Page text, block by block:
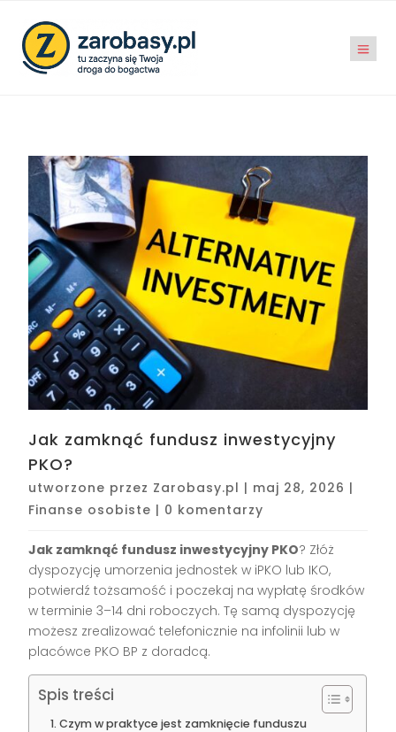
Jak zamknąć fundusz inwestycyjny
PKO?
utworzone przez Zarobasy.pl | maj 28, 2026 |
Finanse osobiste | 0 komentarzy
Jak zamknąć fundusz inwestycyjny PKO? Złóż
dyspozycję umorzenia jednostek w iPKO lub IKO,
potwierdź tożsamość i poczekaj na wypłatę środków
w terminie 3–14 dni roboczych. Tę samą dyspozycję
możesz zrealizować telefonicznie na infolinii lub w
placówce PKO BP z doradcą.
Spis treści
Czym w praktyce jest zamknięcie funduszu